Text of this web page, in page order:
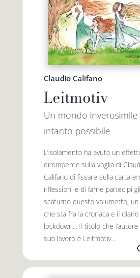
i fuori collana
Premio letterario Giallovalle
il tuo carrello
Claudio Califano
Leitmotiv
Un mondo inverosimile
intanto possibile
L’isolamento ha avuto un
dirompente sulla voglia di
Califano di fissare sulla carta
riflessioni e di farne partecipi
scaturito questo volumetto, un
che sta fra la cronaca e il diario
lockdown... Il titolo che
suo lavoro è Leitmotiv...